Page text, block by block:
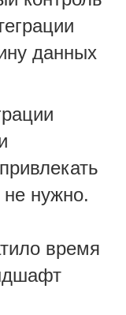
данных
нужно.
время